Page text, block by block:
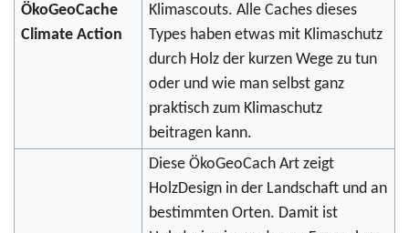
ÖkoGeoCache
Climate Action
Klimascouts. Alle Caches dieses
Types haben etwas mit Klimaschutz
durch Holz der kurzen Wege zu tun
oder und wie man selbst ganz
praktisch zum Klimaschutz
beitragen kann.
Diese ÖkoGeoCach Art zeigt
HolzDesign in der Landschaft und an
bestimmten Orten. Damit ist